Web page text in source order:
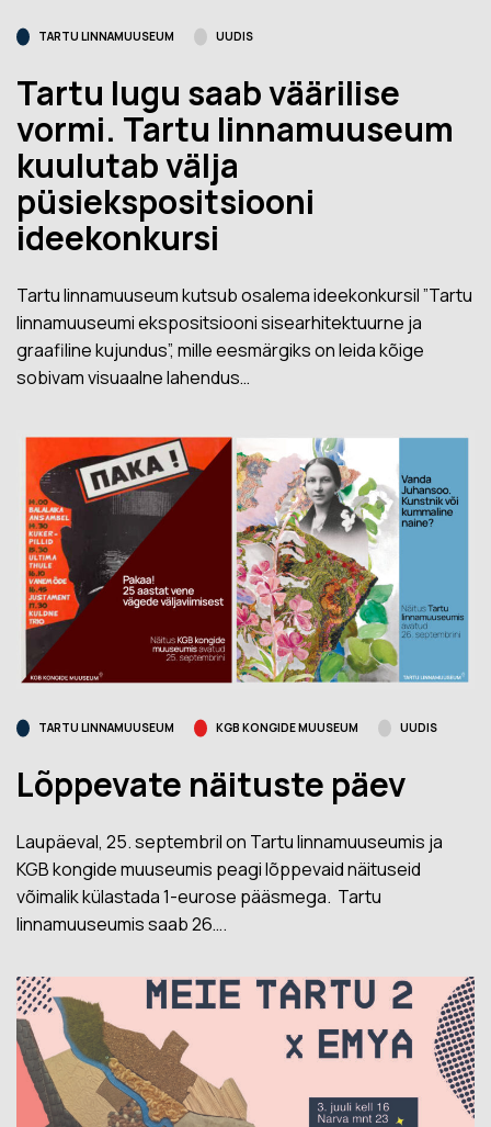
TARTU LINNAMUUSEUM UUDIS
Tartu lugu saab väärilise
vormi. Tartu linnamuuseum
kuulutab välja
püsiekspositsiooni
ideekonkursi
Tartu linnamuuseum kutsub osalema ideekonkursil ”Tartu
linnamuuseumi ekspositsiooni sisearhitektuurne ja
graafiline kujundus”, mille eesmärgiks on leida kõige
sobivam visuaalne lahendus…
TARTU LINNAMUUSEUM KGB KONGIDE MUUSEUM UUDIS
Lõppevate näituste päev
Laupäeval, 25. septembril on Tartu linnamuuseumis ja
KGB kongide muuseumis peagi lõppevaid näituseid
võimalik külastada 1-eurose pääsmega. Tartu
linnamuuseumis saab 26….